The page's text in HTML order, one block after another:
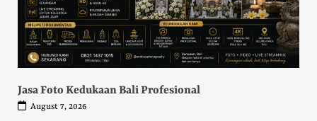
Jasa Foto Kedukaan Bali Profesional
August 7, 2026